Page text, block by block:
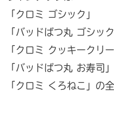
「クロミ ゴシック」
「バッドばつ丸 ゴシック
「クロミ クッキークリー
「バッドばつ丸 お寿司」
「クロミ くろねこ」の